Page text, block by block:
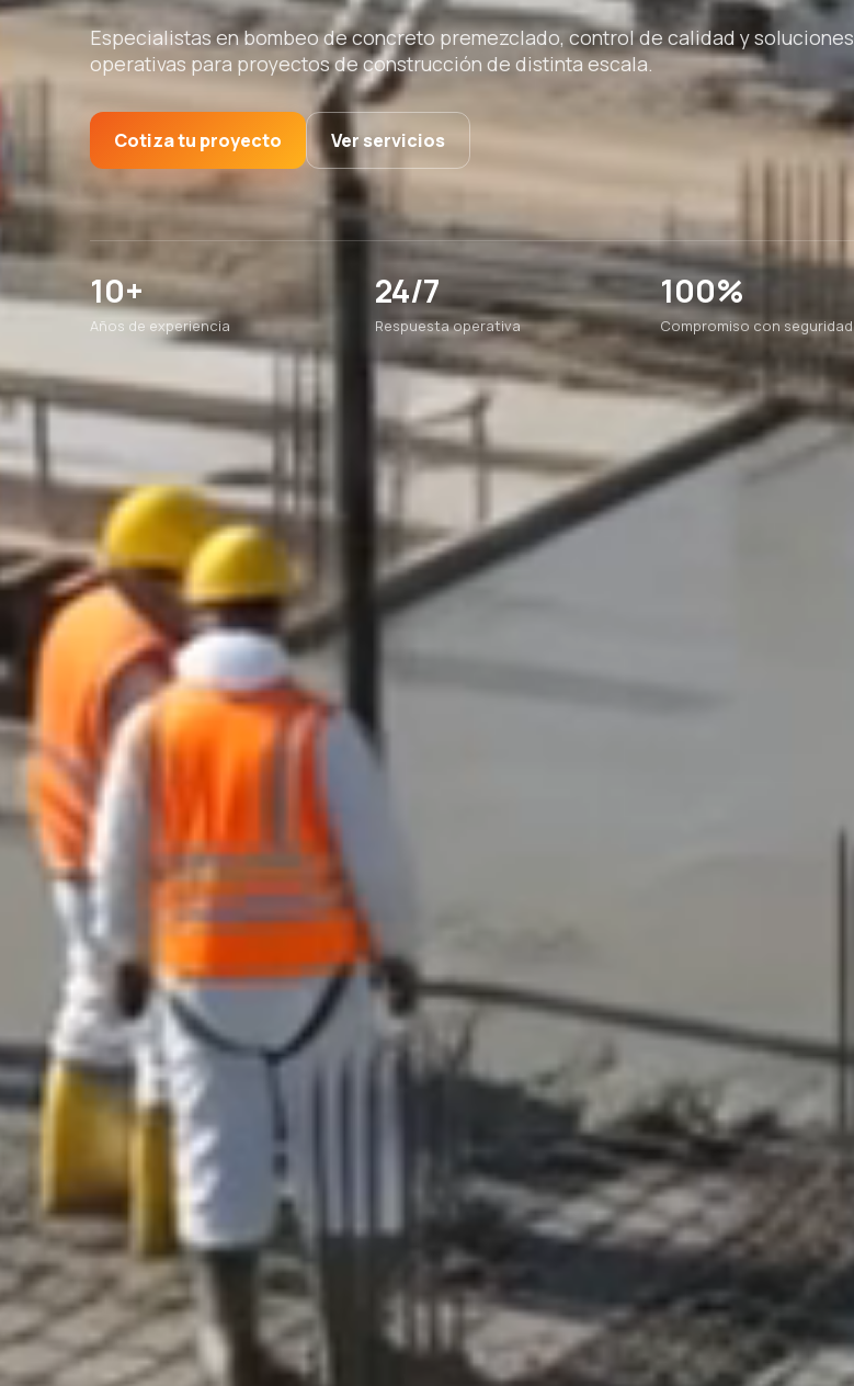
Especialistas en bombeo de concreto premezclado, control de calidad y soluciones
operativas para proyectos de construcción de distinta escala.
Cotiza tu proyecto Ver servicios
10+
Años de experiencia
24/7
Respuesta operativa
100%
Compromiso con seguridad